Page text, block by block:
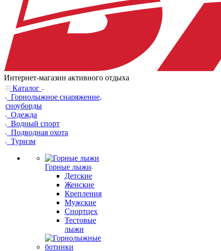
Интернет-магазин активного отдыха
Каталог
Горнолыжное снаряжение,
сноуборды
Одежда
Водный спорт
Подводная охота
Туризм
Горные лыжи
Детские
Женские
Крепления
Мужские
Спортцех
Тестовые
лыжи